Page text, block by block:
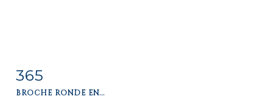
Item detail
365
BROCHE RONDE EN...